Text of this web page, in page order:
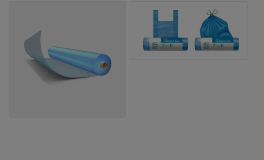
Hemdchentragetaschen mit
Sternboden,
Hemdchentragetaschen,
Zugbandbeutel lose oder als